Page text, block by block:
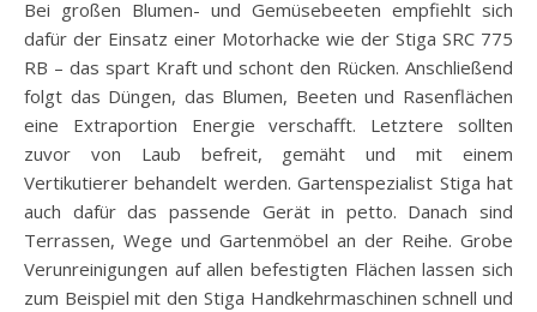
Bei großen Blumen- und Gemüsebeeten empfiehlt sich
dafür der Einsatz einer Motorhacke wie der Stiga SRC 775
RB – das spart Kraft und schont den Rücken. Anschließend
folgt das Düngen, das Blumen, Beeten und Rasenflächen
eine Extraportion Energie verschafft. Letztere sollten
zuvor von Laub befreit, gemäht und mit einem
Vertikutierer behandelt werden. Gartenspezialist Stiga hat
auch dafür das passende Gerät in petto. Danach sind
Terrassen, Wege und Gartenmöbel an der Reihe. Grobe
Verunreinigungen auf allen befestigten Flächen lassen sich
zum Beispiel mit den Stiga Handkehrmaschinen schnell und